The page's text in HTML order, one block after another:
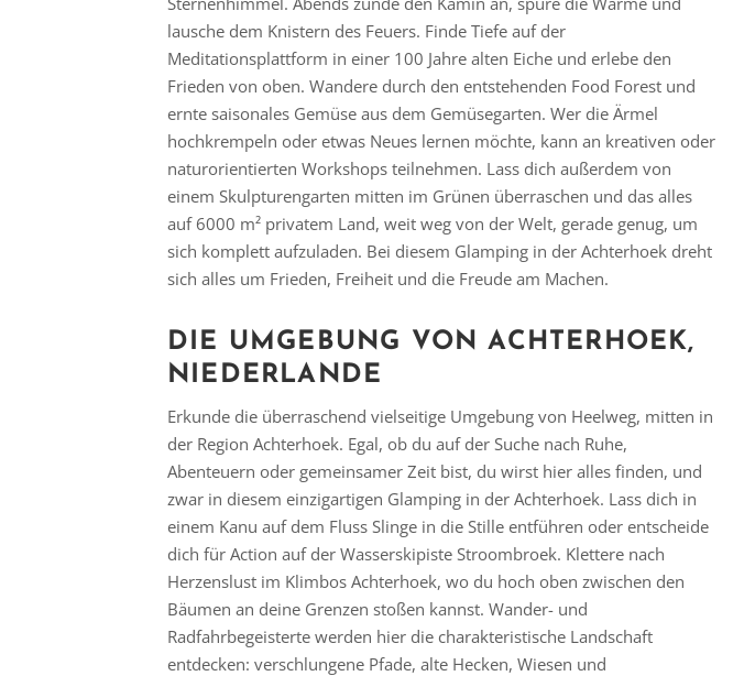
lausche dem Knistern des Feuers. Finde Tiefe auf der
Meditationsplattform in einer 100 Jahre alten Eiche und erlebe den
Frieden von oben. Wandere durch den entstehenden Food Forest und
ernte saisonales Gemüse aus dem Gemüsegarten. Wer die Ärmel
hochkrempeln oder etwas Neues lernen möchte, kann an kreativen oder
naturorientierten Workshops teilnehmen. Lass dich außerdem von
einem Skulpturengarten mitten im Grünen überraschen und das alles
auf 6000 m² privatem Land, weit weg von der Welt, gerade genug, um
sich komplett aufzuladen. Bei diesem Glamping in der Achterhoek dreht
sich alles um Frieden, Freiheit und die Freude am Machen.
DIE UMGEBUNG VON ACHTERHOEK,
NIEDERLANDE
Erkunde die überraschend vielseitige Umgebung von Heelweg, mitten in
der Region Achterhoek. Egal, ob du auf der Suche nach Ruhe,
Abenteuern oder gemeinsamer Zeit bist, du wirst hier alles finden, und
zwar in diesem einzigartigen Glamping in der Achterhoek. Lass dich in
einem Kanu auf dem Fluss Slinge in die Stille entführen oder entscheide
dich für Action auf der Wasserskipiste Stroombroek. Klettere nach
Herzenslust im Klimbos Achterhoek, wo du hoch oben zwischen den
Bäumen an deine Grenzen stoßen kannst. Wander- und
Radfahrbegeisterte werden hier die charakteristische Landschaft
entdecken: verschlungene Pfade, alte Hecken, Wiesen und